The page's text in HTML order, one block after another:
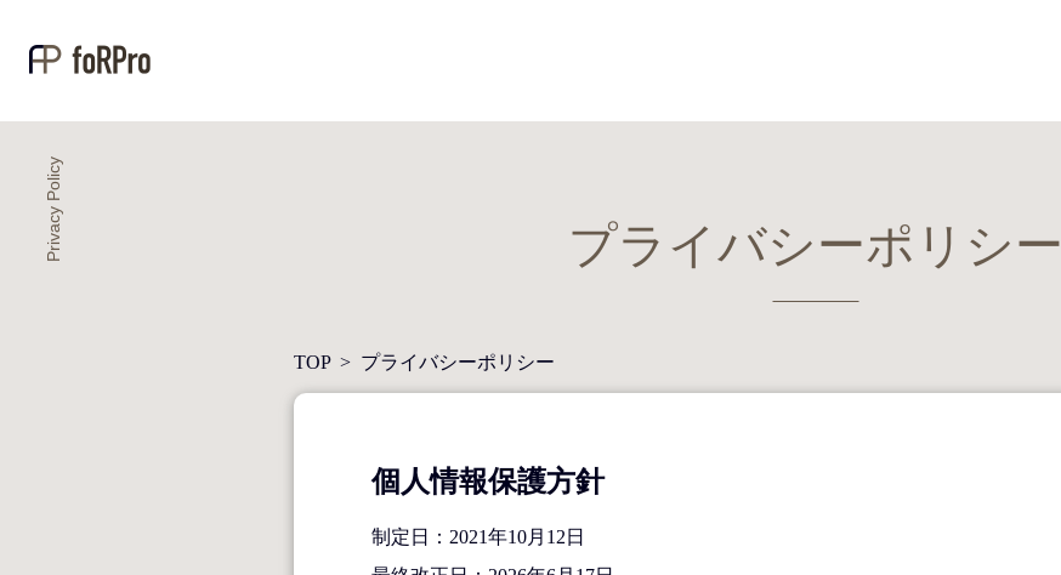
プライバシーポリシー
TOP > プライバシーポリシー
個人情報保護方針
制定日：2021年10月12日